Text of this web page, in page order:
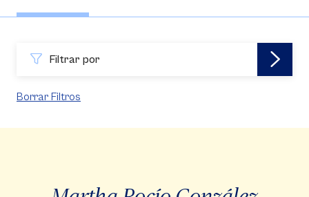
Filtrar por
Borrar Filtros